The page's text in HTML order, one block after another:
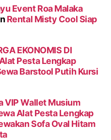
Event Roa Malaka
Rental Misty Cool Siap
EKONOMIS DI
Pesta Lengkap
Barstool Putih Kursi
VIP Wallet Musium
Alat Pesta Lengkap
Sofa Oval Hitam